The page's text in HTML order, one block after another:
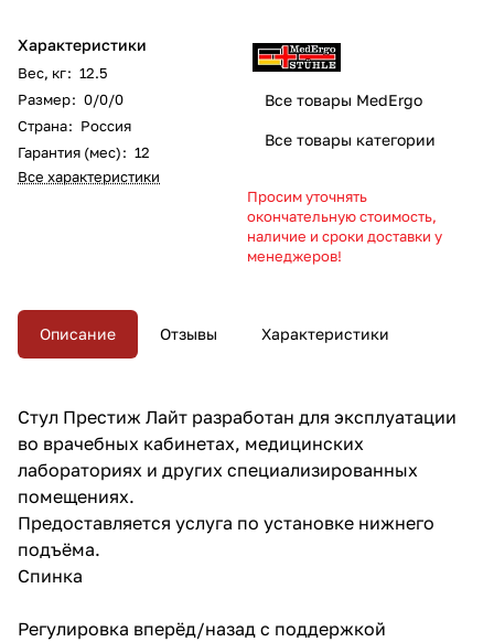
Характеристики
Вес, кг: 12.5
Размер: 0/0/0
Страна: Россия
Гарантия (мес): 12
Все характеристики
Все товары MedErgo
Все товары категории
Просим уточнять
окончательную стоимость,
наличие и сроки доставки у
менеджеров!
Описание Отзывы Характеристики
Стул Престиж Лайт разработан для эксплуатации
во врачебных кабинетах, медицинских
лабораториях и других специализированных
помещениях.
Предоставляется услуга по установке нижнего
подъёма.
Спинка
Регулировка вперёд/назад с поддержкой